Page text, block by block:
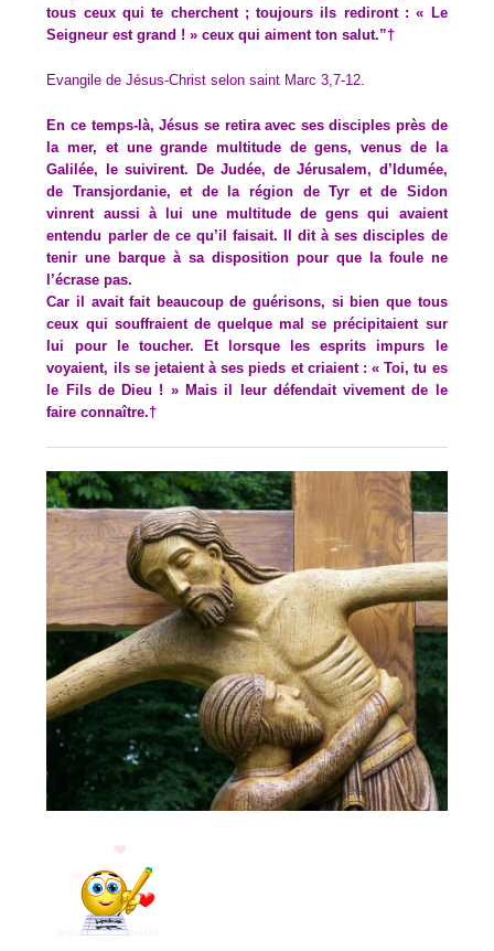
tous ceux qui te cherchent ; toujours ils rediront : « Le
Seigneur est grand ! » ceux qui aiment ton salut.”†
Evangile de Jésus-Christ selon saint Marc 3,7-12.
En ce temps-là, Jésus se retira avec ses disciples près de
la mer, et une grande multitude de gens, venus de la
Galilée, le suivirent. De Judée, de Jérusalem, d’Idumée,
de Transjordanie, et de la région de Tyr et de Sidon
vinrent aussi à lui une multitude de gens qui avaient
entendu parler de ce qu’il faisait. Il dit à ses disciples de
tenir une barque à sa disposition pour que la foule ne
l’écrase pas.
Car il avait fait beaucoup de guérisons, si bien que tous
ceux qui souffraient de quelque mal se précipitaient sur
lui pour le toucher. Et lorsque les esprits impurs le
voyaient, ils se jetaient à ses pieds et criaient : « Toi, tu es
le Fils de Dieu ! » Mais il leur défendait vivement de le
faire connaître.†